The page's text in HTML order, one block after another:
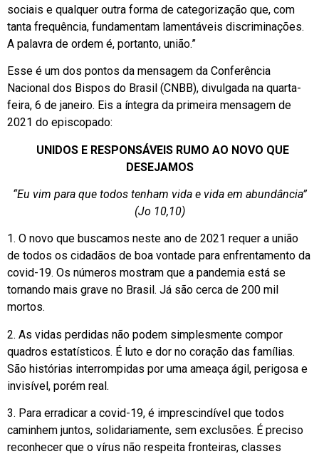
sociais e qualquer outra forma de categorização que, com
tanta frequência, fundamentam lamentáveis discriminações.
A palavra de ordem é, portanto, união.”
Esse é um dos pontos da mensagem da Conferência
Nacional dos Bispos do Brasil (CNBB), divulgada na quarta-
feira, 6 de janeiro. Eis a íntegra da primeira mensagem de
2021 do episcopado:
UNIDOS E RESPONSÁVEIS RUMO AO NOVO QUE
DESEJAMOS
“Eu vim para que todos tenham vida e vida em abundância”
(Jo 10,10)
1. O novo que buscamos neste ano de 2021 requer a união
de todos os cidadãos de boa vontade para enfrentamento da
covid-19. Os números mostram que a pandemia está se
tornando mais grave no Brasil. Já são cerca de 200 mil
mortos.
2. As vidas perdidas não podem simplesmente compor
quadros estatísticos. É luto e dor no coração das famílias.
São histórias interrompidas por uma ameaça ágil, perigosa e
invisível, porém real.
3. Para erradicar a covid-19, é imprescindível que todos
caminhem juntos, solidariamente, sem exclusões. É preciso
reconhecer que o vírus não respeita fronteiras, classes